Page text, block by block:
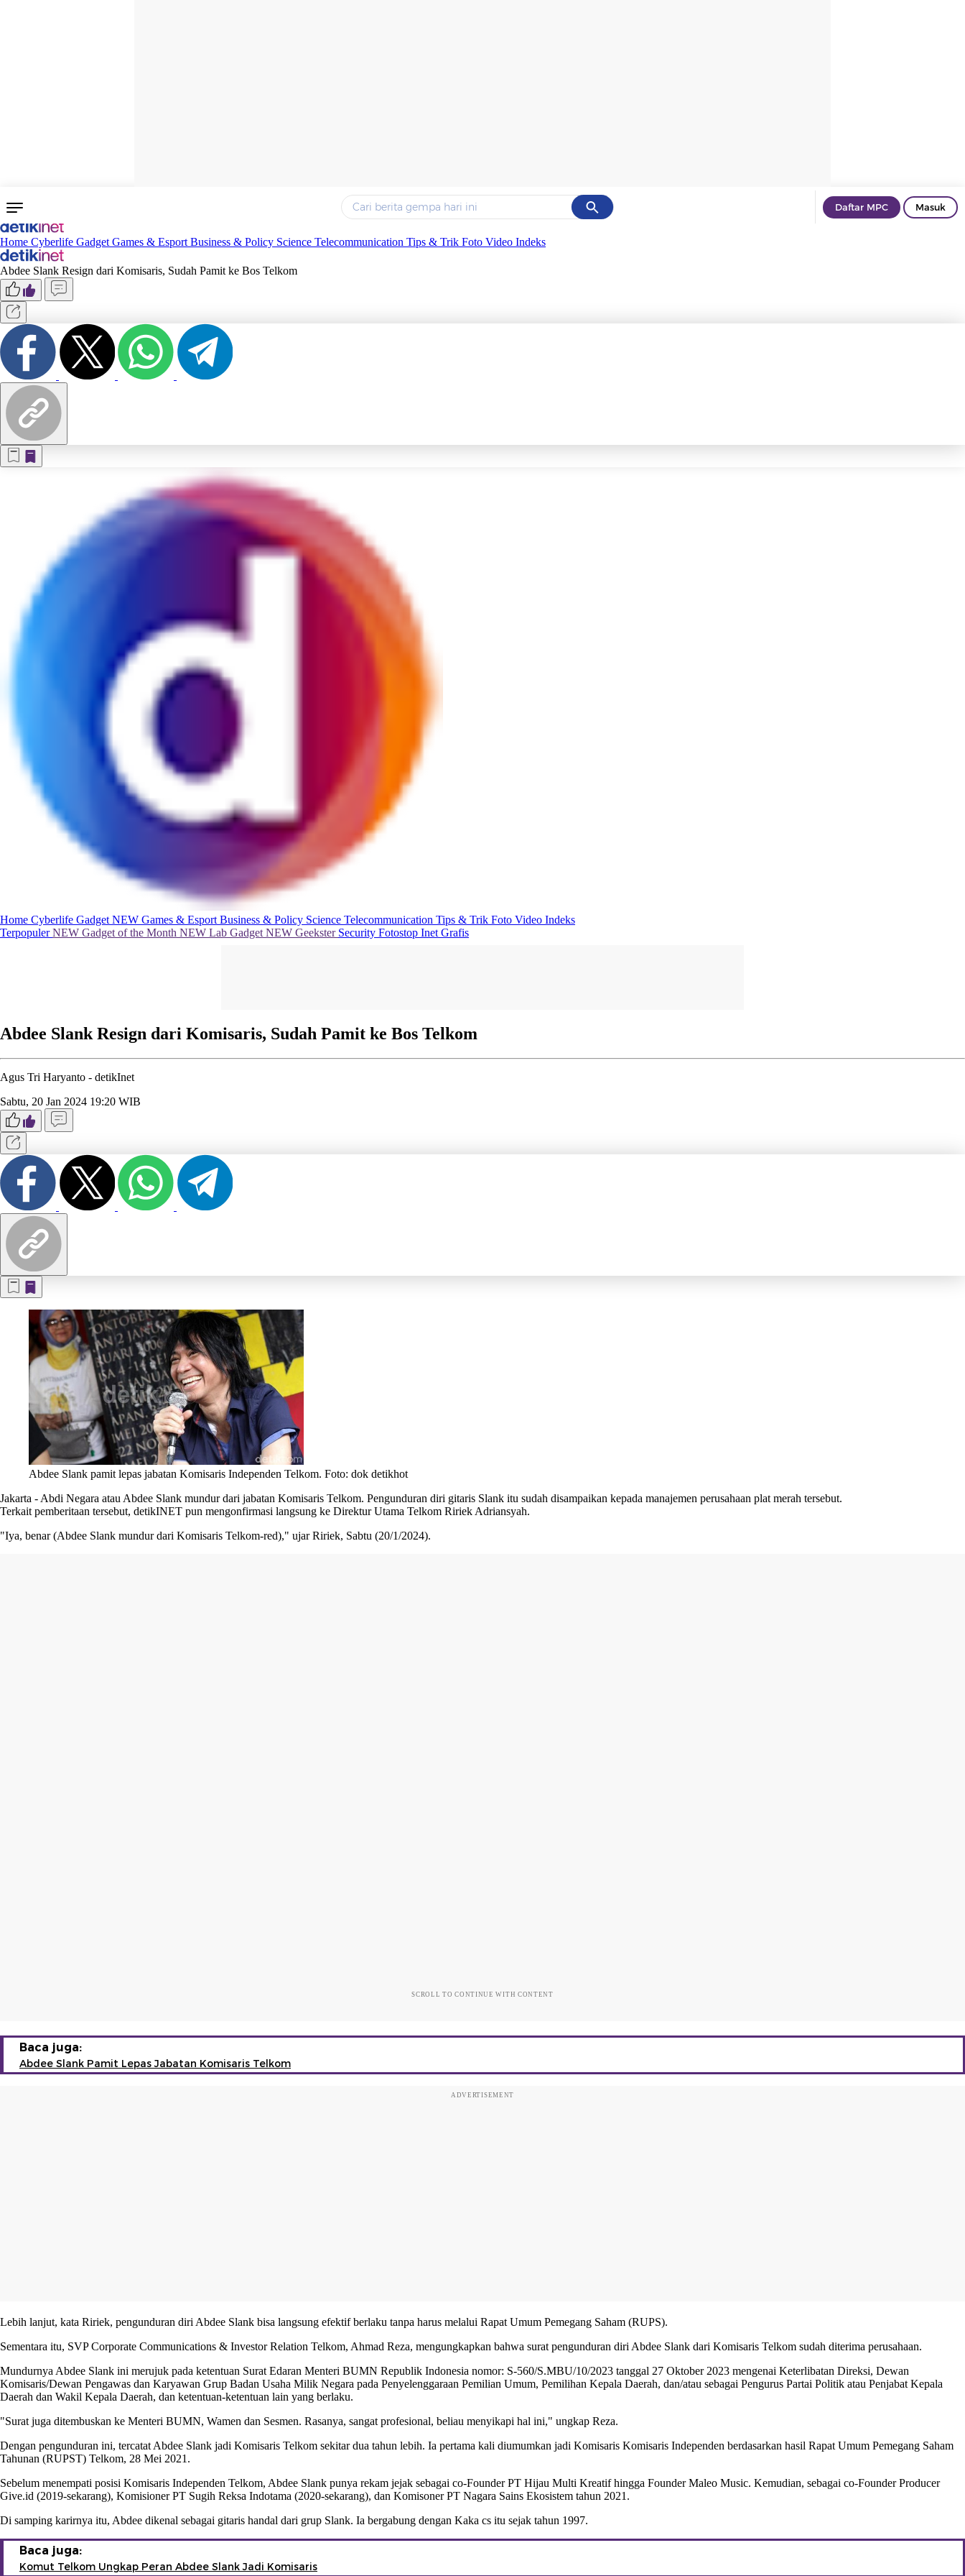
Cancel
Yang sedang ramai dicari
Terakhir yang dicari
Daftar MPC Masuk
Home Cyberlife Gadget Games & Esport Business & Policy Science Telecommunication Tips & Trik Foto Video Indeks
Abdee Slank Resign dari Komisaris, Sudah Pamit ke Bos Telkom
Home Cyberlife Gadget NEW Games & Esport Business & Policy Science Telecommunication Tips & Trik Foto Video Indeks
TerpopulerNEW Gadget of the Month NEW Lab Gadget NEW Geekster Security Fotostop Inet Grafis
Abdee Slank Resign dari Komisaris, Sudah Pamit ke Bos Telkom
Agus Tri Haryanto - detikInet
Sabtu, 20 Jan 2024 19:20 WIB
Abdee Slank pamit lepas jabatan Komisaris Independen Telkom. Foto: dok detikhot
Jakarta - Abdi Negara atau Abdee Slank mundur dari jabatan Komisaris Telkom. Pengunduran diri gitaris Slank itu sudah disampaikan kepada manajemen perusahaan plat merah tersebut.
Terkait pemberitaan tersebut, detikINET pun mengonfirmasi langsung ke Direktur Utama Telkom Ririek Adriansyah.
"Iya, benar (Abdee Slank mundur dari Komisaris Telkom-red)," ujar Ririek, Sabtu (20/1/2024).
SCROLL TO CONTINUE WITH CONTENT
Baca juga:
Abdee Slank Pamit Lepas Jabatan Komisaris Telkom
ADVERTISEMENT
Lebih lanjut, kata Ririek, pengunduran diri Abdee Slank bisa langsung efektif berlaku tanpa harus melalui Rapat Umum Pemegang Saham (RUPS).
Sementara itu, SVP Corporate Communications & Investor Relation Telkom, Ahmad Reza, mengungkapkan bahwa surat pengunduran diri Abdee Slank dari Komisaris Telkom sudah diterima perusahaan.
Mundurnya Abdee Slank ini merujuk pada ketentuan Surat Edaran Menteri BUMN Republik Indonesia nomor: S-560/S.MBU/10/2023 tanggal 27 Oktober 2023 mengenai Keterlibatan Direksi, Dewan
Komisaris/Dewan Pengawas dan Karyawan Grup Badan Usaha Milik Negara pada Penyelenggaraan Pemilian Umum, Pemilihan Kepala Daerah, dan/atau sebagai Pengurus Partai Politik atau Penjabat Kepala
Daerah dan Wakil Kepala Daerah, dan ketentuan-ketentuan lain yang berlaku.
"Surat juga ditembuskan ke Menteri BUMN, Wamen dan Sesmen. Rasanya, sangat profesional, beliau menyikapi hal ini," ungkap Reza.
Dengan pengunduran ini, tercatat Abdee Slank jadi Komisaris Telkom sekitar dua tahun lebih. Ia pertama kali diumumkan jadi Komisaris Komisaris Independen berdasarkan hasil Rapat Umum Pemegang Saham
Tahunan (RUPST) Telkom, 28 Mei 2021.
Sebelum menempati posisi Komisaris Independen Telkom, Abdee Slank punya rekam jejak sebagai co-Founder PT Hijau Multi Kreatif hingga Founder Maleo Music. Kemudian, sebagai co-Founder Producer
Give.id (2019-sekarang), Komisioner PT Sugih Reksa Indotama (2020-sekarang), dan Komisoner PT Nagara Sains Ekosistem tahun 2021.
Di samping karirnya itu, Abdee dikenal sebagai gitaris handal dari grup Slank. Ia bergabung dengan Kaka cs itu sejak tahun 1997.
Baca juga:
Komut Telkom Ungkap Peran Abdee Slank Jadi Komisaris